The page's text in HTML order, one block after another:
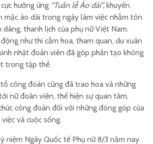
hưởng ứng “Tuần lễ Áo dài”,khuyến
mặc áo dài trong ngày làm việc nhằm tôn
thanh lịch của phụ nữ Việt Nam.
như thi cắm hoa, tham quan, du xuân
nhật đoàn viên đã góp phần tạo không
trong tập thể.
công đoàn cũng đã trao hoa và những
nữ đoàn viên, thể hiện sự quan tâm,
công đoàn đối với những đóng góp của
và cuộc sống.
niệm Ngày Quốc tế Phụ nữ 8/3 năm nay